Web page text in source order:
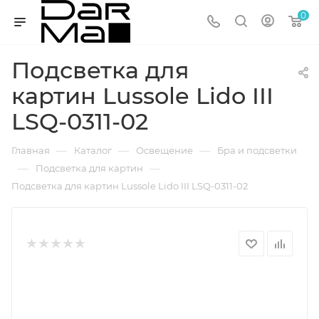
0
Подсветка для
картин Lussole Lido III
LSQ-0311-02
Главная — Каталог — Освещение — Бра и подсветки
— Подсветка для картин —
Подсветка для картин Lussole Lido III LSQ-0311-02